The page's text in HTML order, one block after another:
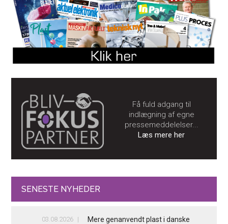
Få fuld adgang til
indlægning af egne
pressemeddelelser...
Læs mere her
SENESTE NYHEDER
03.08.2026
Mere genanvendt plast i danske